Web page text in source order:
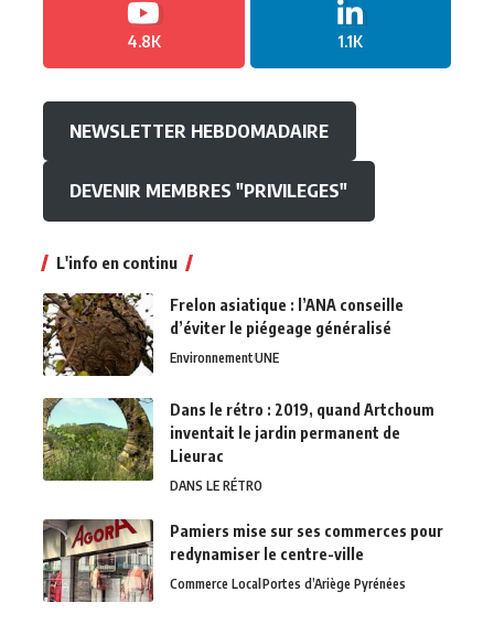
4.8K 1.1K
NEWSLETTER HEBDOMADAIRE
DEVENIR MEMBRES "PRIVILEGES"
L'info en continu
Frelon asiatique : l’ANA conseille
d’éviter le piégeage généralisé
EnvironnementUNE
Dans le rétro : 2019, quand Artchoum
inventait le jardin permanent de
Lieurac
DANS LE RÉTRO
Pamiers mise sur ses commerces pour
redynamiser le centre-ville
Commerce LocalPortes d’Ariège Pyrénées